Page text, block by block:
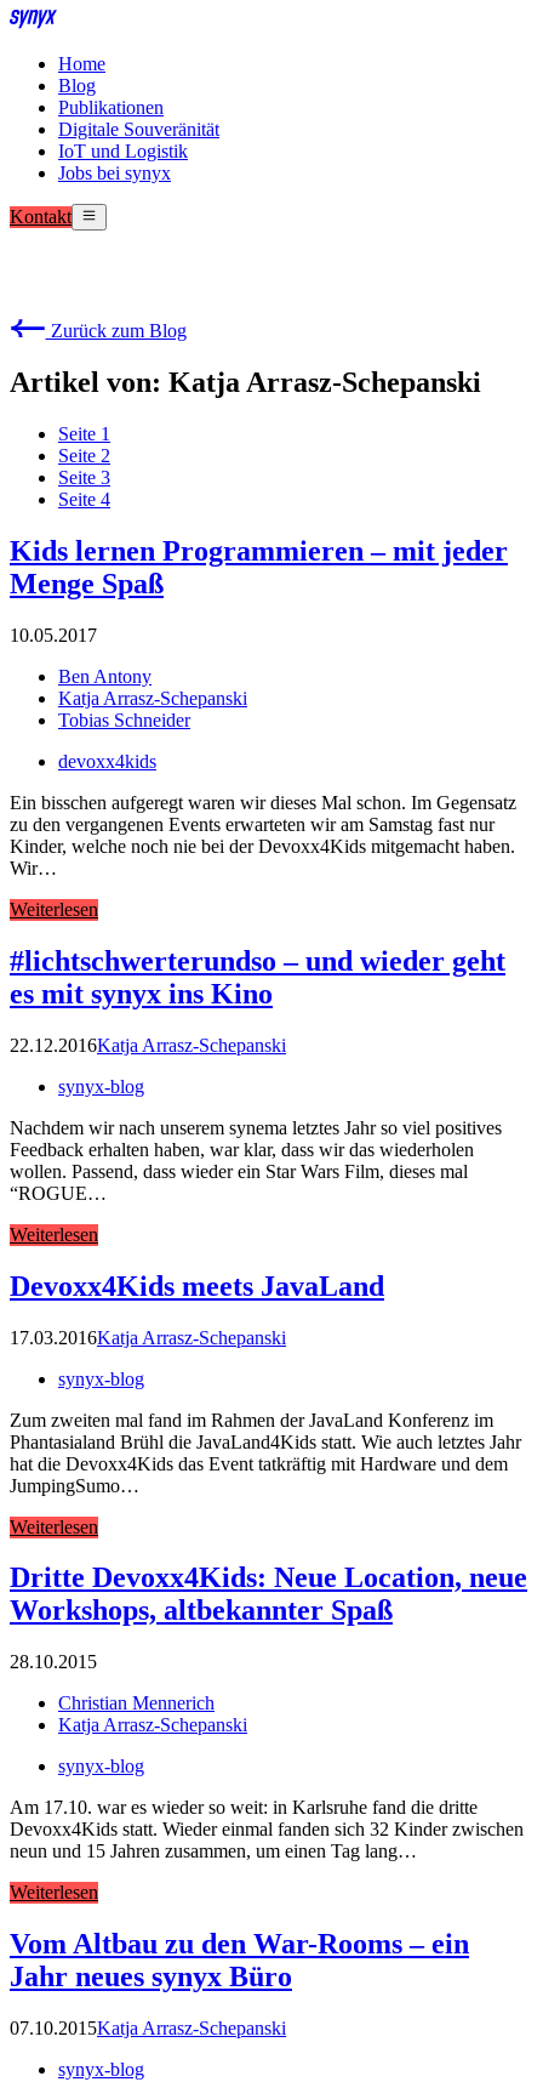
Home
Blog
Publikationen
Digitale Souveränität
IoT und Logistik
Jobs bei synyx
Kontakt
Zurück zum Blog
Artikel von: Katja Arrasz-Schepanski
Seite 1
Seite 2
Seite 3
Seite 4
Kids lernen Programmieren – mit jeder
Menge Spaß
10.05.2017
Ben Antony
Katja Arrasz-Schepanski
Tobias Schneider
devoxx4kids
Ein bisschen aufgeregt waren wir dieses Mal schon. Im Gegensatz
zu den vergangenen Events erwarteten wir am Samstag fast nur
Kinder, welche noch nie bei der Devoxx4Kids mitgemacht haben.
Wir…
Weiterlesen
#lichtschwerterundso – und wieder geht
es mit synyx ins Kino
22.12.2016Katja Arrasz-Schepanski
synyx-blog
Nachdem wir nach unserem synema letztes Jahr so viel positives
Feedback erhalten haben, war klar, dass wir das wiederholen
wollen. Passend, dass wieder ein Star Wars Film, dieses mal
“ROGUE…
Weiterlesen
Devoxx4Kids meets JavaLand
17.03.2016Katja Arrasz-Schepanski
synyx-blog
Zum zweiten mal fand im Rahmen der JavaLand Konferenz im
Phantasialand Brühl die JavaLand4Kids statt. Wie auch letztes Jahr
hat die Devoxx4Kids das Event tatkräftig mit Hardware und dem
JumpingSumo…
Weiterlesen
Dritte Devoxx4Kids: Neue Location, neue
Workshops, altbekannter Spaß
28.10.2015
Christian Mennerich
Katja Arrasz-Schepanski
synyx-blog
Am 17.10. war es wieder so weit: in Karlsruhe fand die dritte
Devoxx4Kids statt. Wieder einmal fanden sich 32 Kinder zwischen
neun und 15 Jahren zusammen, um einen Tag lang…
Weiterlesen
Vom Altbau zu den War-Rooms – ein
Jahr neues synyx Büro
07.10.2015Katja Arrasz-Schepanski
synyx-blog